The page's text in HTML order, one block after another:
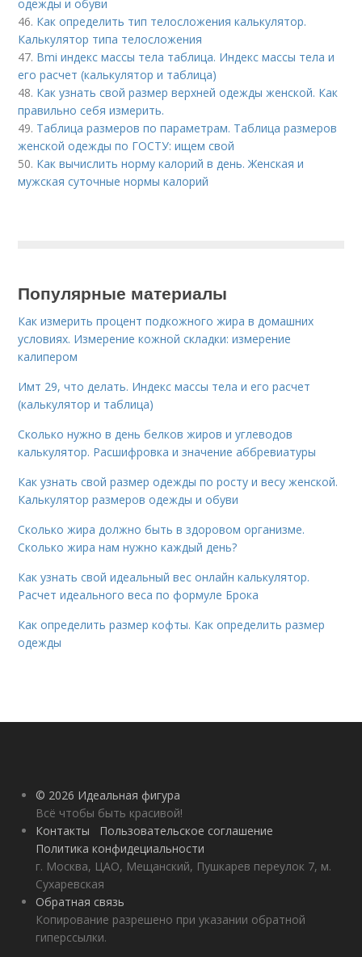
одежды и обуви
46. Как определить тип телосложения калькулятор.
Калькулятор типа телосложения
47. Bmi индекс массы тела таблица. Индекс массы тела и
его расчет (калькулятор и таблица)
48. Как узнать свой размер верхней одежды женской. Как
правильно себя измерить.
49. Таблица размеров по параметрам. Таблица размеров
женской одежды по ГОСТУ: ищем свой
50. Как вычислить норму калорий в день. Женская и
мужская суточные нормы калорий
Популярные материалы
Как измерить процент подкожного жира в домашних
условиях. Измерение кожной складки: измерение
калипером
Имт 29, что делать. Индекс массы тела и его расчет
(калькулятор и таблица)
Сколько нужно в день белков жиров и углеводов
калькулятор. Расшифровка и значение аббревиатуры
Как узнать свой размер одежды по росту и весу женской.
Калькулятор размеров одежды и обуви
Сколько жира должно быть в здоровом организме.
Сколько жира нам нужно каждый день?
Как узнать свой идеальный вес онлайн калькулятор.
Расчет идеального веса по формуле Брока
Как определить размер кофты. Как определить размер
одежды
© 2026 Идеальная фигура
Всё чтобы быть красивой!
Контакты
Пользовательское соглашение
Политика конфидециальности
г. Москва, ЦАО, Мещанский, Пушкарев переулок 7, м.
Сухаревская
Обратная связь
Копирование разрешено при указании обратной
гиперссылки.